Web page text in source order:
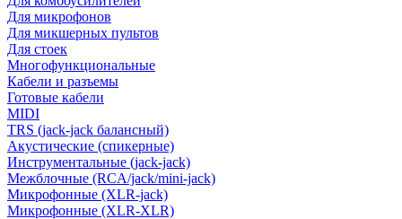
Для микрофонов
Для микшерных пультов
Для стоек
Многофункциональные
Кабели и разъемы
Готовые кабели
MIDI
TRS (jack-jack балансный)
Акустические (спикерные)
Инструментальные (jack-jack)
Межблочные (RCA/jack/mini-jack)
Микрофонные (XLR-jack)
Микрофонные (XLR-XLR)